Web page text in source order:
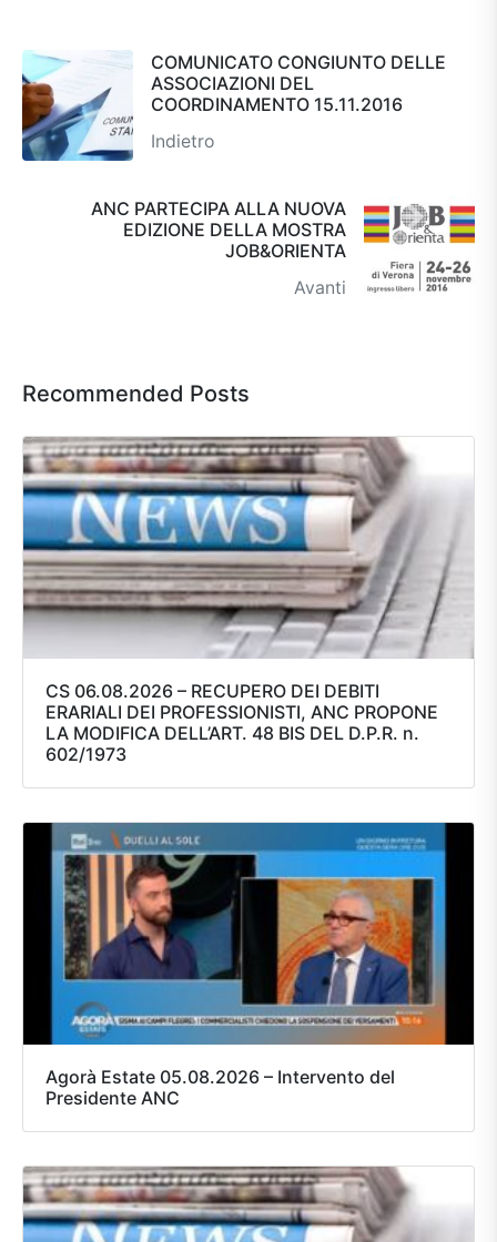
COMUNICATO CONGIUNTO DELLE
ASSOCIAZIONI DEL
COORDINAMENTO 15.11.2016
Indietro
ANC PARTECIPA ALLA NUOVA
EDIZIONE DELLA MOSTRA
JOB&ORIENTA
Avanti
Recommended Posts
CS 06.08.2026 – RECUPERO DEI DEBITI
ERARIALI DEI PROFESSIONISTI, ANC PROPONE
LA MODIFICA DELL’ART. 48 BIS DEL D.P.R. n.
602/1973
Agorà Estate 05.08.2026 – Intervento del
Presidente ANC